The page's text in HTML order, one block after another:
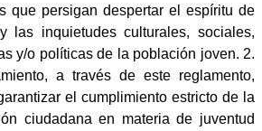
que persigan despertar el espíritu de
las inquietudes culturales, sociales,
y/o políticas de la población joven. 2.
a través de este reglamento,
el cumplimiento estricto de la
ciudadana en materia de juventud